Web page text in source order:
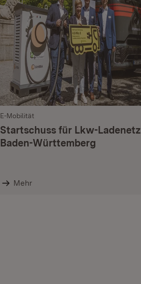
E-Mobilität
Startschuss für Lkw-
Baden-Württemberg
Mehr